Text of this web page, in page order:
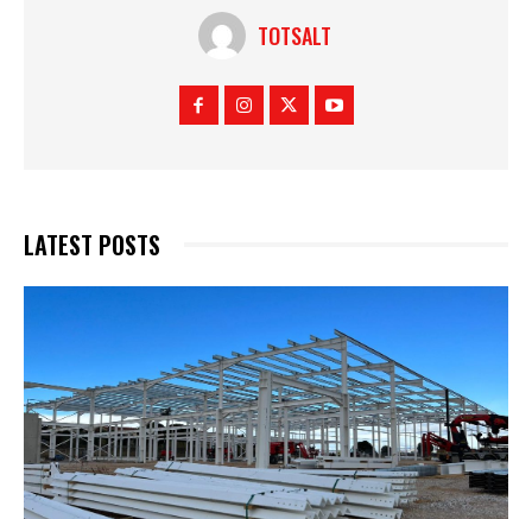
TOTSALT
LATEST POSTS